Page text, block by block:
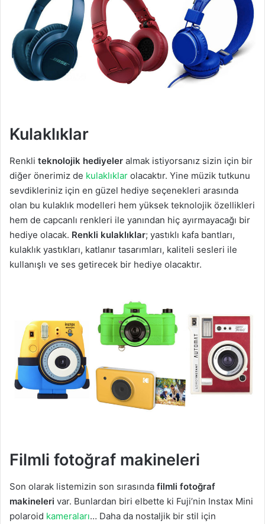
Kulaklıklar
Renkli teknolojik hediyeler almak istiyorsanız sizin için bir
diğer önerimiz de kulaklıklar olacaktır. Yine müzik tutkunu
sevdikleriniz için en güzel hediye seçenekleri arasında
olan bu kulaklık modelleri hem yüksek teknolojik özellikleri
hem de capcanlı renkleri ile yanından hiç ayırmayacağı bir
hediye olacak. Renkli kulaklıklar; yastıklı kafa bantları,
kulaklık yastıkları, katlanır tasarımları, kaliteli sesleri ile
kullanışlı ve ses getirecek bir hediye olacaktır.
Filmli fotoğraf makineleri
Son olarak listemizin son sırasında filmli fotoğraf
makineleri var. Bunlardan biri elbette ki Fuji’nin Instax Mini
polaroid kameraları… Daha da nostaljik bir stil için